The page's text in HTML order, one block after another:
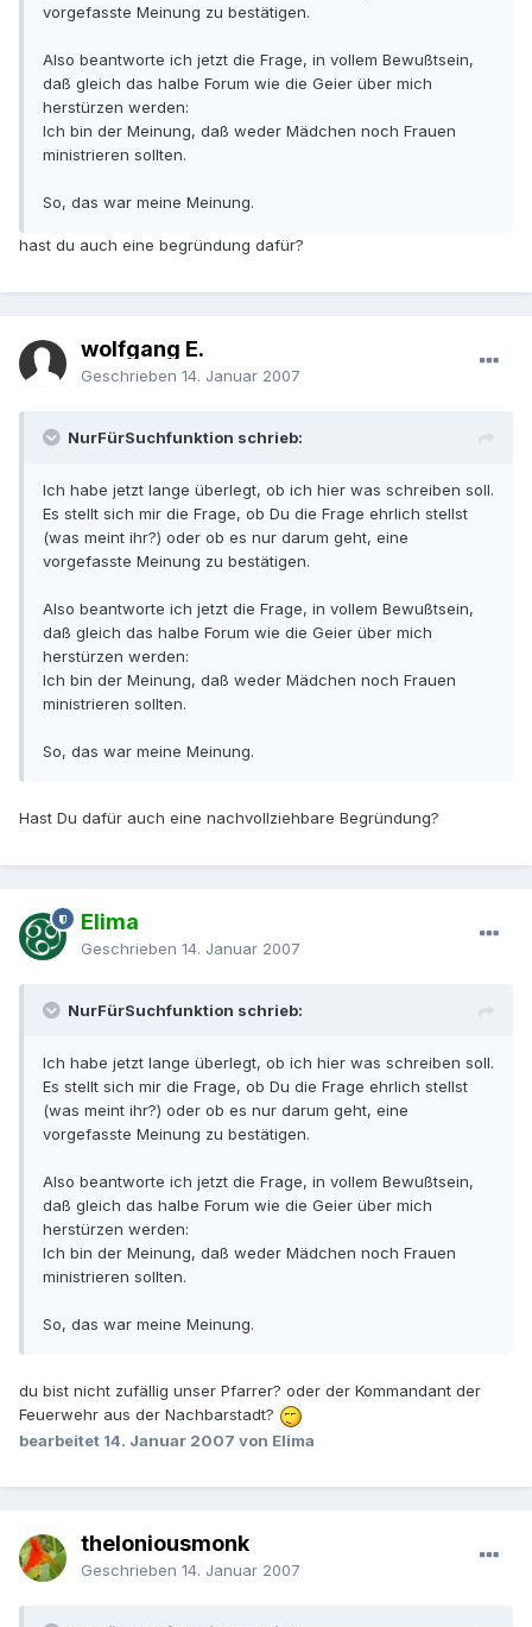
vorgefasste Meinung zu bestätigen.
Also beantworte ich jetzt die Frage, in vollem Bewußtsein,
daß gleich das halbe Forum wie die Geier über mich
herstürzen werden:
Ich bin der Meinung, daß weder Mädchen noch Frauen
ministrieren sollten.
So, das war meine Meinung.
hast du auch eine begründung dafür?
wolfgang E.
Geschrieben 14. Januar 2007
NurFürSuchfunktion schrieb:
Ich habe jetzt lange überlegt, ob ich hier was schreiben soll.
Es stellt sich mir die Frage, ob Du die Frage ehrlich stellst
(was meint ihr?) oder ob es nur darum geht, eine
vorgefasste Meinung zu bestätigen.
Also beantworte ich jetzt die Frage, in vollem Bewußtsein,
daß gleich das halbe Forum wie die Geier über mich
herstürzen werden:
Ich bin der Meinung, daß weder Mädchen noch Frauen
ministrieren sollten.
So, das war meine Meinung.
Hast Du dafür auch eine nachvollziehbare Begründung?
Elima
Geschrieben 14. Januar 2007
NurFürSuchfunktion schrieb:
Ich habe jetzt lange überlegt, ob ich hier was schreiben soll.
Es stellt sich mir die Frage, ob Du die Frage ehrlich stellst
(was meint ihr?) oder ob es nur darum geht, eine
vorgefasste Meinung zu bestätigen.
Also beantworte ich jetzt die Frage, in vollem Bewußtsein,
daß gleich das halbe Forum wie die Geier über mich
herstürzen werden:
Ich bin der Meinung, daß weder Mädchen noch Frauen
ministrieren sollten.
So, das war meine Meinung.
du bist nicht zufällig unser Pfarrer? oder der Kommandant der
Feuerwehr aus der Nachbarstadt?
bearbeitet 14. Januar 2007 von Elima
theloniousmonk
Geschrieben 14. Januar 2007